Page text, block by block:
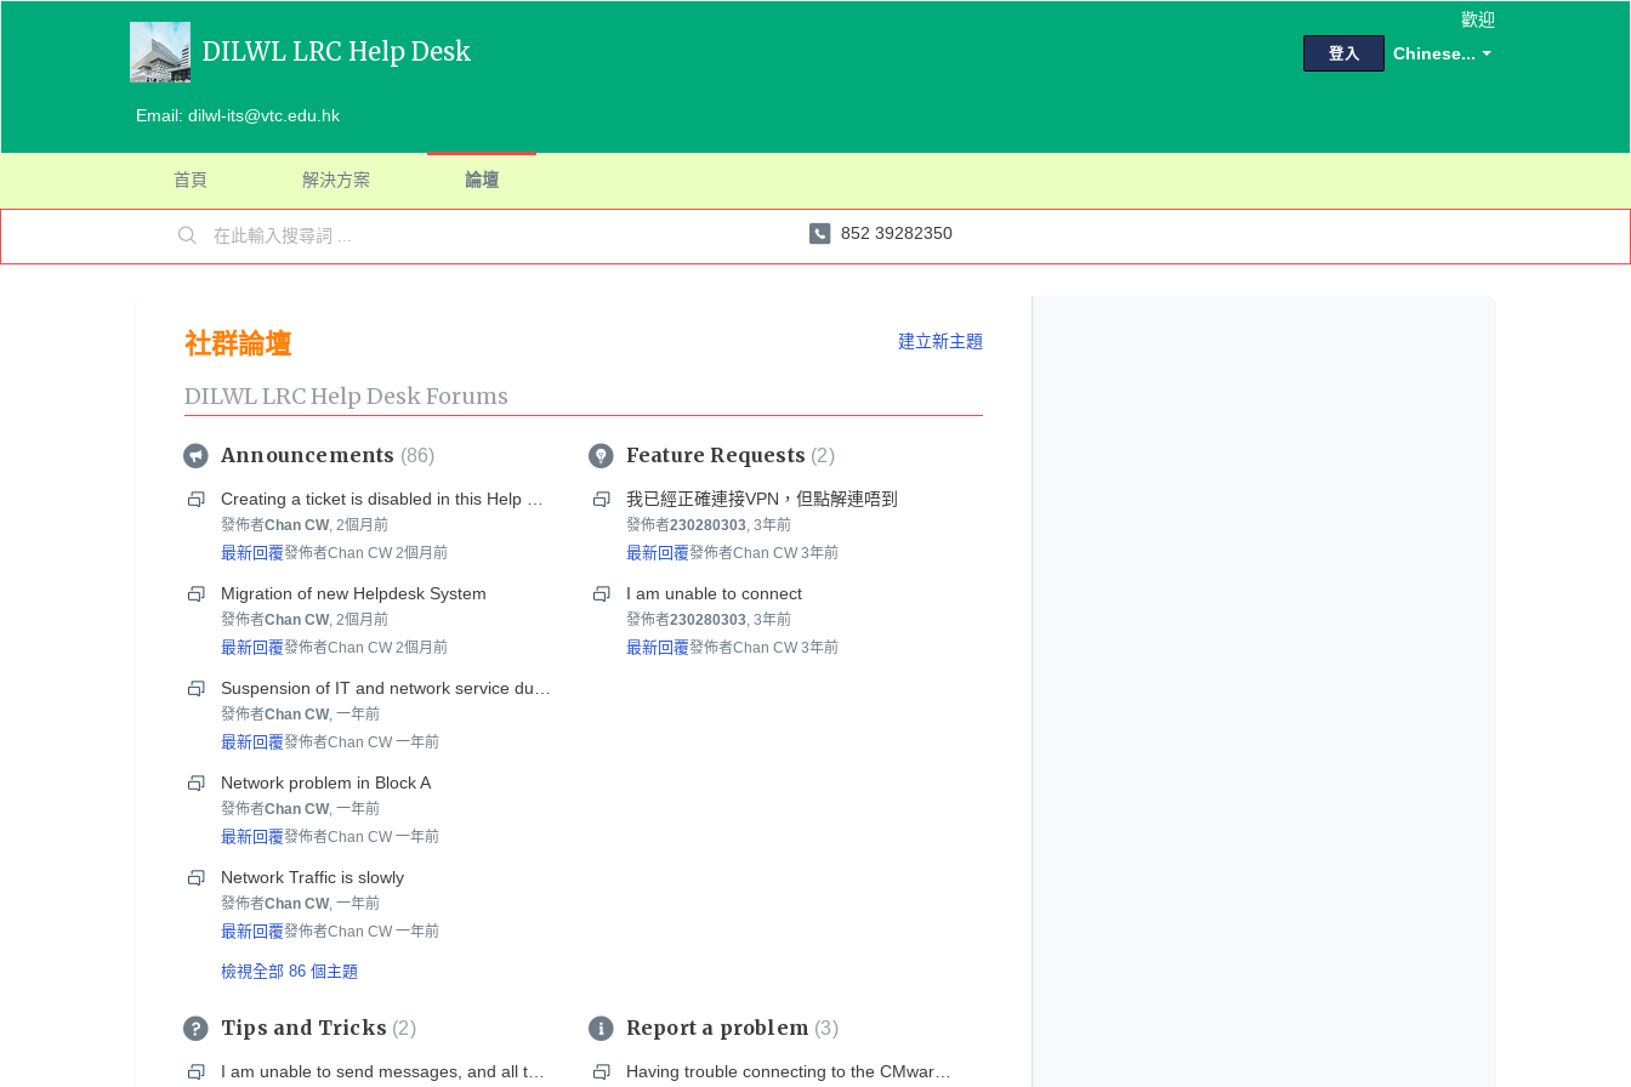
DILWL LRC Help Desk
Email: dilwl-its@vtc.edu.hk
Chinese...
歡迎
登入
首頁 解決方案 論壇
852 39282350
社群論壇 建立新主題
DILWL LRC Help Desk Forums
Announcements 86
發佈者Chan CW, 2個月前
最新回覆發佈者Chan CW 2個月前
Migration of new Helpdesk System
發佈者Chan CW, 2個月前
最新回覆發佈者Chan CW 2個月前
發佈者Chan CW, 一年前
最新回覆發佈者Chan CW 一年前
Network problem in Block A
發佈者Chan CW, 一年前
最新回覆發佈者Chan CW 一年前
Network Traffic is slowly
發佈者Chan CW, 一年前
最新回覆發佈者Chan CW 一年前
檢視全部 86 個主題
Feature Requests 2
我已經正確連接VPN，但點解連唔到
發佈者230280303, 3年前
最新回覆發佈者Chan CW 3年前
I am unable to connect
發佈者230280303, 3年前
最新回覆發佈者Chan CW 3年前
Tips and Tricks 2 Report a problem 3
Having trouble connecting to the CMware Horizon Client system!!